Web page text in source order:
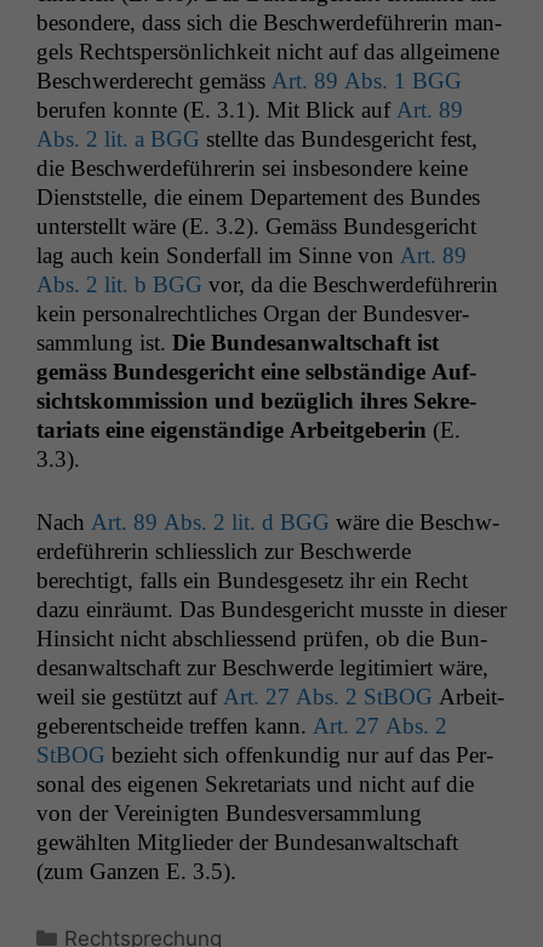
beson­dere, dass sich die Beschw­erde­führerin man­
gels Rechtsper­sön­lichkeit nicht auf das all­geimene
Beschw­erderecht gemäss Art. 89 Abs. 1 BGG
berufen kon­nte (E. 3.1). Mit Blick auf Art. 89
Abs. 2 lit. a BGG stellte das Bun­des­gericht fest,
die Beschw­erde­führerin sei ins­beson­dere keine
Dien­st­stelle, die einem Departe­ment des Bun­des
unter­stellt wäre (E. 3.2). Gemäss Bun­des­gericht
lag auch kein Son­der­fall im Sinne von Art. 89
Abs. 2 lit. b BGG vor, da die Beschw­erde­führerin
kein per­son­al­rechtlich­es Organ der Bun­desver­
samm­lung ist. Die Bun­de­san­waltschaft ist
gemäss Bun­des­gericht eine selb­ständi­ge Auf­
sicht­skom­mis­sion und bezüglich ihres Sekre­
tari­ats eine eigen­ständi­ge Arbeit­ge­berin (E.
3.3).
Nach Art. 89 Abs. 2 lit. d BGG wäre die Beschw­
erde­führerin schliesslich zur Beschw­erde
berechtigt, falls ein Bun­des­ge­setz ihr ein Recht
dazu ein­räumt. Das Bun­des­gericht musste in dieser
Hin­sicht nicht abschliessend prüfen, ob die Bun­
de­san­waltschaft zur Beschw­erde legit­imiert wäre,
weil sie gestützt auf Art. 27 Abs. 2 StBOG Arbeit­
ge­ber­entschei­de tre­f­fen kann. Art. 27 Abs. 2
StBOG bezieht sich offenkundig nur auf das Per­
son­al des eige­nen Sekre­tari­ats und nicht auf die
von der Vere­inigten Bun­desver­samm­lung
gewählten Mit­glieder der Bun­de­san­waltschaft
(zum Ganzen E. 3.5).
Kategorien
Rechtsprechung